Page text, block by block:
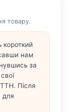
товару.
нам
за
Після
для